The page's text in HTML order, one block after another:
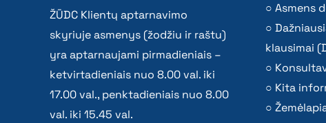
ŽŪDC Klientų aptarnavimo
skyriuje asmenys (žodžiu ir raštu)
yra aptarnaujami pirmadieniais –
ketvirtadieniais nuo 8.00 val. iki
17.00 val., penktadieniais nuo 8.00
val. iki 15.45 val.
Asmens
klausimai
Kita